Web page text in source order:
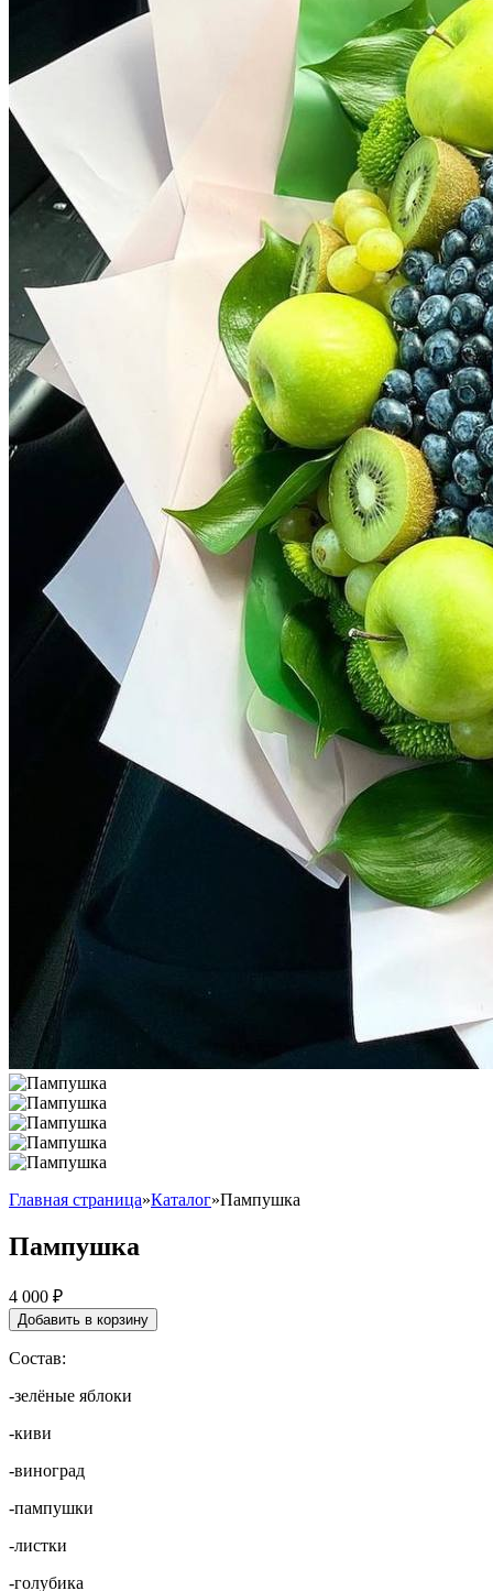
Главная страница»Каталог»Пампушка
Пампушка
4 000 ₽
Добавить в корзину
Состав:
-зелёные яблоки
-киви
-виноград
-пампушки
-листки
-голубика